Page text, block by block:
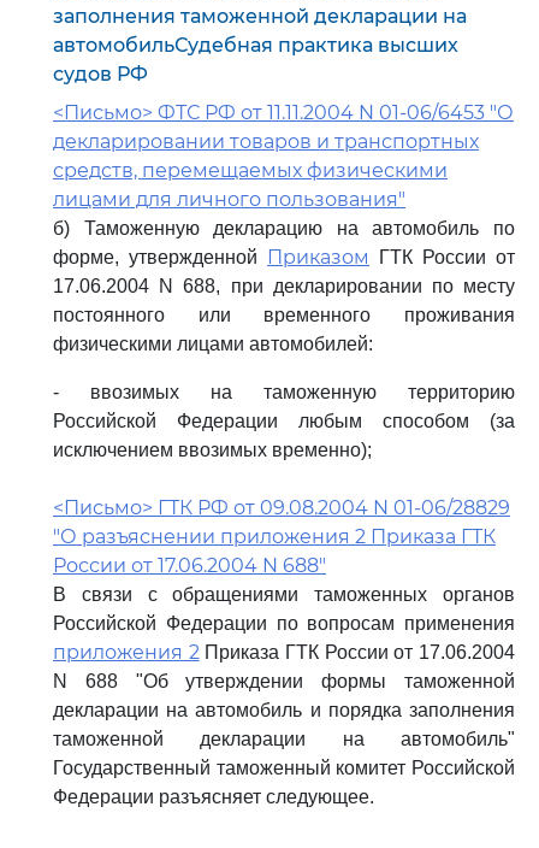
заполнения таможенной декларации на
автомобильСудебная практика высших
судов РФ
<Письмо> ФТС РФ от 11.11.2004 N 01-06/6453 "О
декларировании товаров и транспортных
средств, перемещаемых физическими
лицами для личного пользования"
б) Таможенную декларацию на автомобиль по
форме, утвержденной
Приказом
ГТК России от
17.06.2004 N 688, при декларировании по месту
постоянного или временного проживания
физическими лицами автомобилей:
- ввозимых на таможенную территорию
Российской Федерации любым способом (за
исключением ввозимых временно);
<Письмо> ГТК РФ от 09.08.2004 N 01-06/28829
"О разъяснении приложения 2 Приказа ГТК
России от 17.06.2004 N 688"
В связи с обращениями таможенных органов
Российской Федерации по вопросам применения
приложения 2 Приказа ГТК России от 17.06.2004
N 688 "Об утверждении формы таможенной
декларации на автомобиль и порядка заполнения
таможенной декларации на автомобиль"
Государственный таможенный комитет Российской
Федерации разъясняет следующее.